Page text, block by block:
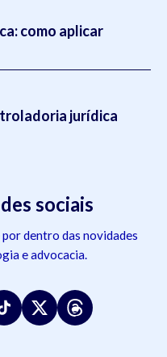
como aplicar
jurídica
sociais
dentro das novidades
e advocacia.